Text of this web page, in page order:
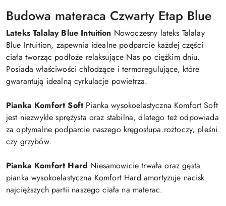
Budowa materaca Czwarty Etap Blue
Lateks Talalay Blue Intuition Nowoczesny lateks Talalay
Blue Intuition, zapewnia idealne podparcie każdej części
ciała tworząc podłoże relaksujące Nas po ciężkim dniu.
Posiada właściwości chłodzące i termoregulujące, które
gwarantują idealną cyrkulacje powietrza.
Pianka Komfort Soft Pianka wysokoelastyczna Komfort Soft
jest niezwykle sprężysta oraz stabilna, dlatego też odpowiada
za optymalne podparcie naszego kręgosłupa.roztoczy, pleśni
czy grzybów.
Pianka Komfort Hard Niesamowicie trwała oraz gęsta
pianka wysokoelastyczna Komfort Hard amortyzuje nacisk
najcięższych partii naszego ciała na materac.